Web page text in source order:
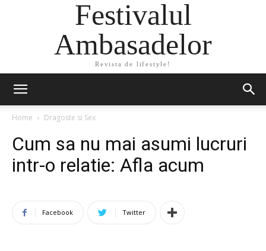
Festivalul
Ambasadelor
Revista de lifestyle!
Home Dragoste si Sex
Cum sa nu mai asumi lucruri
intr-o relatie: Afla acum
Facebook Twitter